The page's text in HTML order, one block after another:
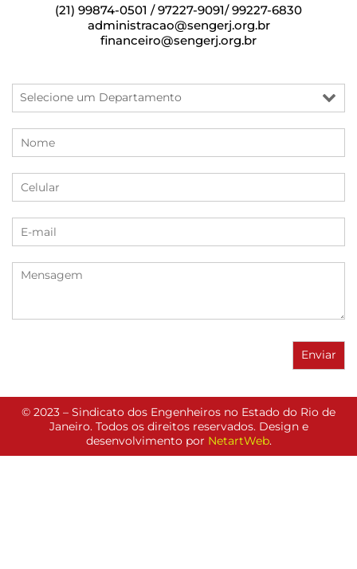
(21) 99874-0501 / 97227-9091/ 99227-6830
administracao@sengerj.org.br
financeiro@sengerj.org.br
© 2023 – Sindicato dos Engenheiros no Estado do Rio de
Janeiro. Todos os direitos reservados. Design e
desenvolvimento por NetartWeb.